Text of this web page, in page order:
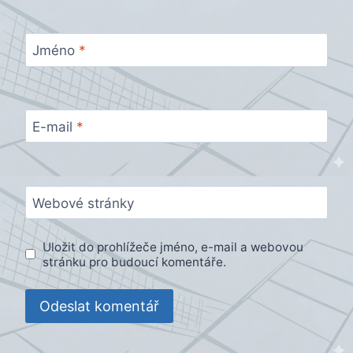
Jméno *
E-mail *
Webové stránky
Uložit do prohlížeče jméno, e-mail a webovou
stránku pro budoucí komentáře.